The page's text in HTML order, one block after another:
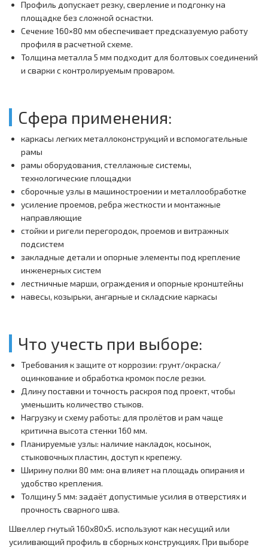
Профиль допускает резку, сверление и подгонку на
площадке без сложной оснастки.
Сечение 160×80 мм обеспечивает предсказуемую работу
профиля в расчетной схеме.
Толщина металла 5 мм подходит для болтовых соединений
и сварки с контролируемым проваром.
Сфера применения:
каркасы легких металлоконструкций и вспомогательные
рамы
рамы оборудования, стеллажные системы,
технологические площадки
сборочные узлы в машиностроении и металлообработке
усиление проемов, ребра жесткости и монтажные
направляющие
стойки и ригели перегородок, проемов и витражных
подсистем
закладные детали и опорные элементы под крепление
инженерных систем
лестничные марши, ограждения и опорные кронштейны
навесы, козырьки, ангарные и складские каркасы
Что учесть при выборе:
Требования к защите от коррозии: грунт/окраска/
оцинкование и обработка кромок после резки.
Длину поставки и точность раскроя под проект, чтобы
уменьшить количество стыков.
Нагрузку и схему работы: для пролётов и рам чаще
критична высота стенки 160 мм.
Планируемые узлы: наличие накладок, косынок,
стыковочных пластин, доступ к крепежу.
Ширину полки 80 мм: она влияет на площадь опирания и
удобство крепления.
Толщину 5 мм: задаёт допустимые усилия в отверстиях и
прочность сварного шва.
Швеллер гнутый 160x80x5. используют как несущий или
усиливающий профиль в сборных конструкциях. При выборе